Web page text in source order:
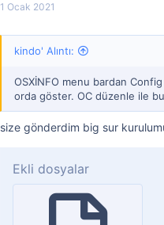
e
:
1 Ocak 2021
kindo' Alıntı:
OSXİNFO menu bardan
orda göster. OC düzenle ile
size gönderdim big sur
Ekli dosyalar